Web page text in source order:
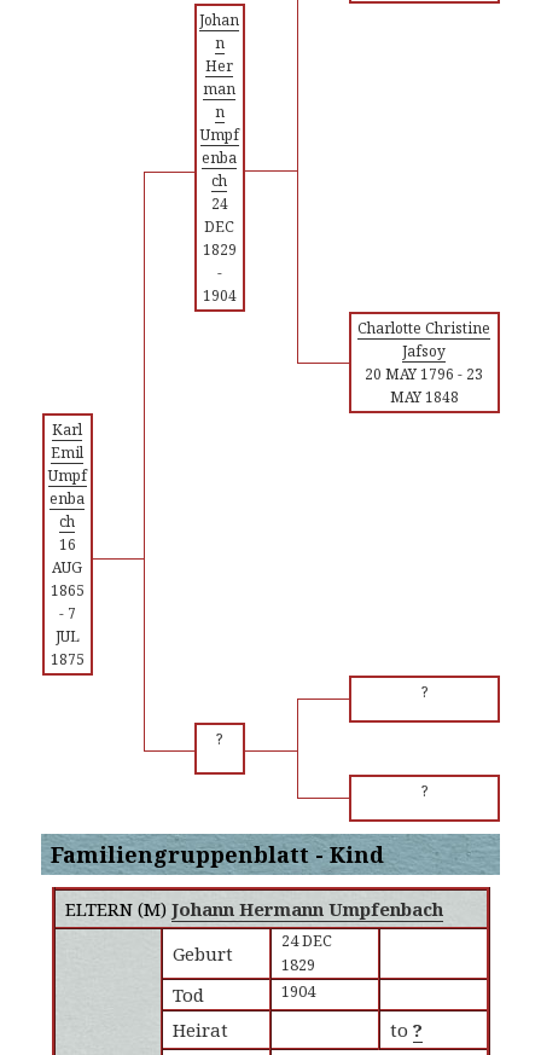
Johan
n
Her
man
n
Umpf
enba
ch
24
DEC
1829
-
1904
Charlotte Christine
Jafsoy
20 MAY 1796 - 23
MAY 1848
Karl
Emil
Umpf
enba
ch
16
AUG
1865
- 7
JUL
1875
?
?
?
Familiengruppenblatt - Kind
ELTERN (M) Johann Hermann Umpfenbach
Geburt
24 DEC
1829
Tod 1904
Heirat to ?